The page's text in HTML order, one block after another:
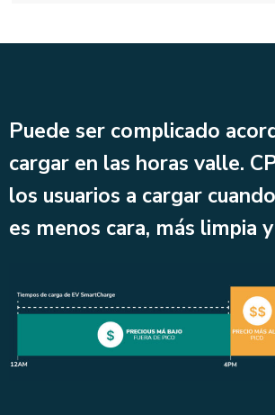
Puede ser complicado
cargar en las horas valle.
los usuarios a cargar
es menos cara, más limpia